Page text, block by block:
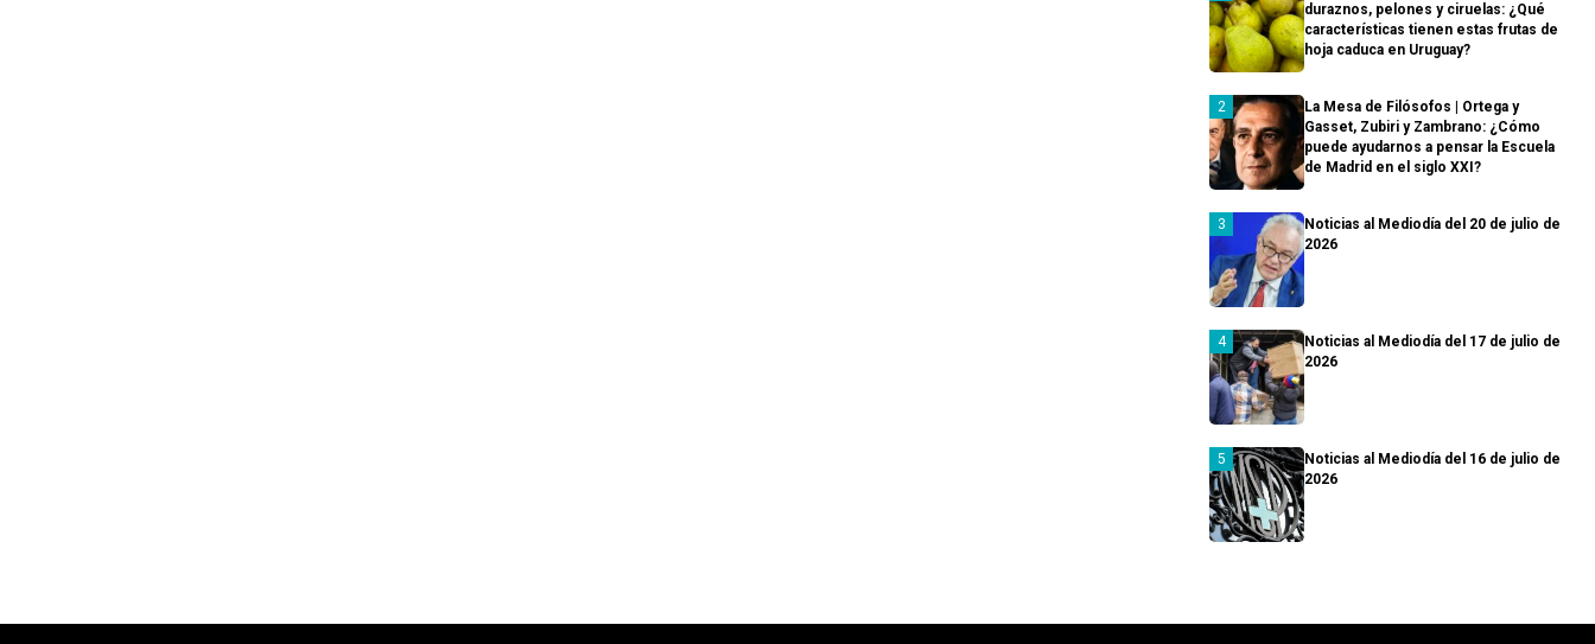
duraznos, pelones y ciruelas: ¿Qué
características tienen estas frutas de
hoja caduca en Uruguay?
La Mesa de Filósofos | Ortega y
Gasset, Zubiri y Zambrano: ¿Cómo
puede ayudarnos a pensar la Escuela
de Madrid en el siglo XXI?
Noticias al Mediodía del 20 de julio de
2026
Noticias al Mediodía del 17 de julio de
2026
Noticias al Mediodía del 16 de julio de
2026